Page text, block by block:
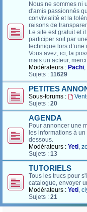
Nous ne sommes ni
d'amis passionnés
convivialité et la
raisons de
Le site est gratuit et
participer soit par
technique lors
Vous avez, ici, la
mais un acteur,
Modérateurs : Pachi,
Sujets : 11629
PETITES
Sous-forums :
Sujets : 20
AGENDA
Pour annoncer une
les informations à
dessous.
Modérateurs : Yeti,
Sujets : 13
TUTORIELS
Tous les trucs pour
catalogue, envoyer
Modérateurs : Yeti,
Sujets : 21